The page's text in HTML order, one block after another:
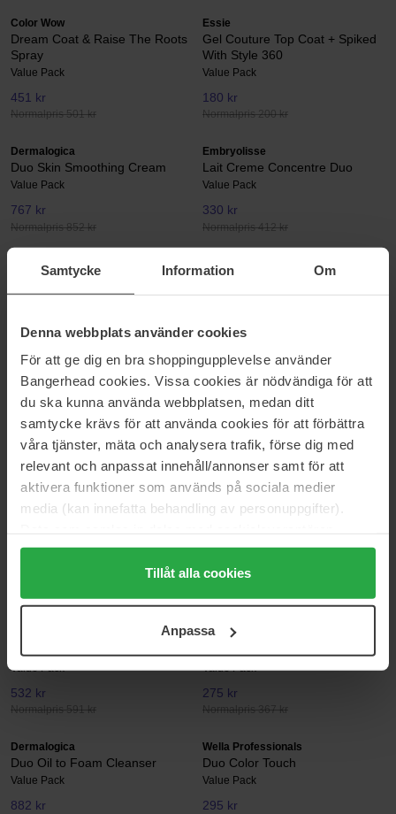
Samtycke Information Om
Denna webbplats använder cookies
För att ge dig en bra shoppingupplevelse använder
Bangerhead cookies. Vissa cookies är nödvändiga för att
du ska kunna använda webbplatsen, medan ditt
samtycke krävs för att använda cookies för att förbättra
våra tjänster, mäta och analysera trafik, förse dig med
relevant och anpassat innehåll/annonser samt för att
aktivera funktioner som används på sociala medier
media (kan innefatta behandling av personuppgifter).
Genom att trycka på "Tillåt alla cookies" accepterar du
alla cookies, medan du under "Detaljer" kan anpassa
användningen av cookies. Du kan när som helst återkalla
samt vår Integritetspolicy.
Tillåt alla cookies
Anpassa
Color Wow
Dream Coat & Raise The Roots
Spray
Value Pack
451 kr
Normalpris 501 kr
Essie
Gel Couture Top Coat + Spiked
With Style 360
Value Pack
180 kr
Normalpris 200 kr
Dermalogica
Duo Skin Smoothing Cream
Value Pack
767 kr
Normalpris 852 kr
Embryolisse
Lait Creme Concentre Duo
Value Pack
330 kr
Normalpris 412 kr
L'Oréal Paris
Elvital Hyaluron Plump Duo
Value Pack
Normalpris 120 kr
Wella Professionals
Value Pack
Normalpris 328 kr
Essie
Sheer Fantasy & Top Coat
Value Pack
187 kr
Normalpris 208 kr
Dermalogica
Intensive Moisture Balance &
Circular Hydration Serum
Value Pack
875 kr
Normalpris 972 kr
Biotherm
Normalpris 320 kr
Dermalogica
1 111 kr
Normalpris 1 234 kr
Almond Oil Duo
Value Pack
532 kr
Normalpris 591 kr
Olaplex
Value Pack
275 kr
Normalpris 367 kr
Dermalogica
Duo Oil to Foam Cleanser
Value Pack
882 kr
Wella Professionals
Duo Color Touch
Value Pack
295 kr